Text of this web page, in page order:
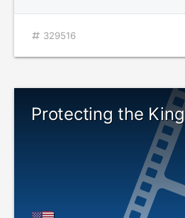
329516
Protecting the King